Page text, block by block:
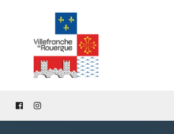
content